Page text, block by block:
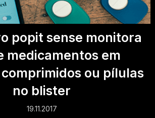
popit sense monitora
medicamentos em
ou pílulas
no blister
19.11.2017